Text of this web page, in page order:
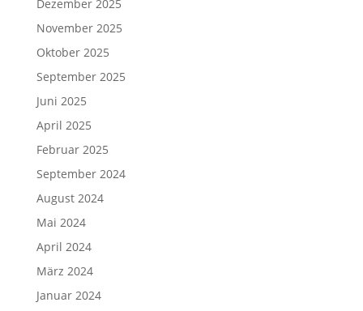
Dezember 2025
November 2025
Oktober 2025
September 2025
Juni 2025
April 2025
Februar 2025
September 2024
August 2024
Mai 2024
April 2024
März 2024
Januar 2024